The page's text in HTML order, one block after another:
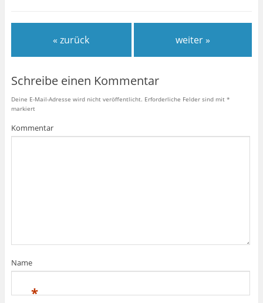
« zurück weiter »
Schreibe einen Kommentar
Deine E-Mail-Adresse wird nicht veröffentlicht. Erforderliche Felder sind mit *
markiert
Kommentar
Name
*